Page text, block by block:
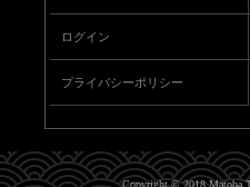
ログイン
プライバシーポリシー
Copyright © 2018 Matoba